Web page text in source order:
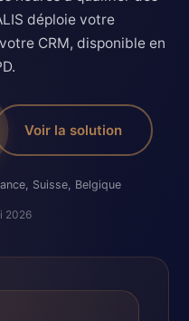
déploie votre
CRM, disponible en
Voir la solution
Suisse, Belgique
2026